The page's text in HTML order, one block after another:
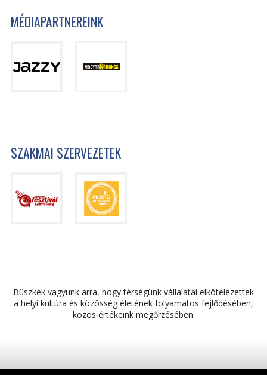
MÉDIAPARTNEREINK
SZAKMAI SZERVEZETEK
Büszkék vagyunk arra, hogy térségünk vállalatai elkötelezettek
a helyi kultúra és közösség életének folyamatos fejlődésében,
közös értékeink megőrzésében.